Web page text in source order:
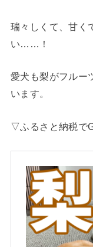
瑞々しくて、甘く
い……！
愛犬も梨がフルー
います。
▽ふるさと納税で